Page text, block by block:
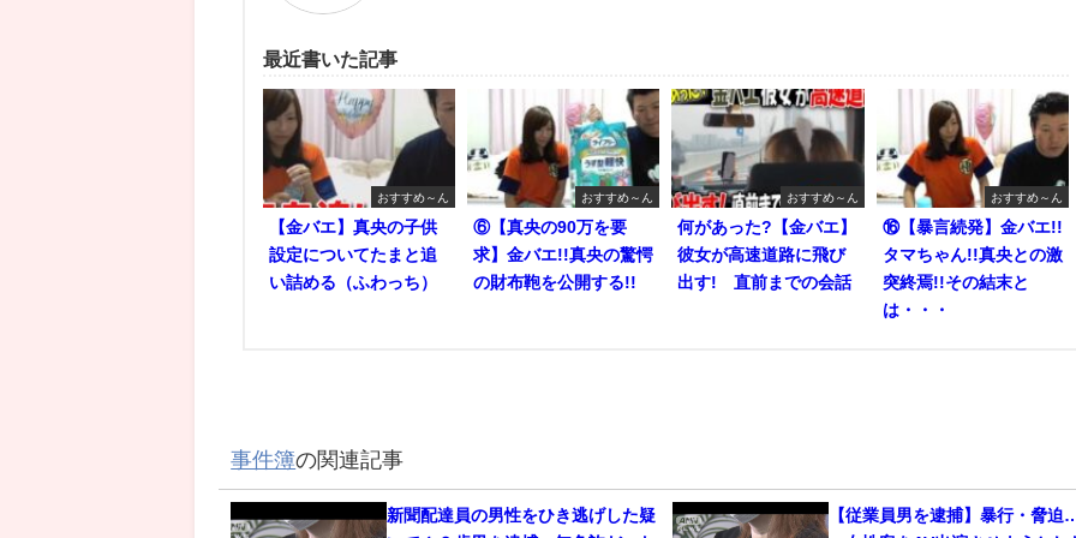
最近書いた記事
おすすめ～ん
【金バエ】真央の子供
設定についてたまと追
い詰める（ふわっち）
おすすめ～ん
⑥【真央の90万を要
求】金バエ!!真央の驚愕
の財布鞄を公開する!!
おすすめ～ん
何があった?【金バエ】
彼女が高速道路に飛び
出す! 直前までの会話
おすすめ～ん
⑯【暴言続発】金バエ!!
タマちゃん!!真央との激
突終焉!!その結末と
は・・・
事件簿の関連記事
新聞配達員の男性をひき逃げした疑
【従業員男を逮捕】暴行・脅迫